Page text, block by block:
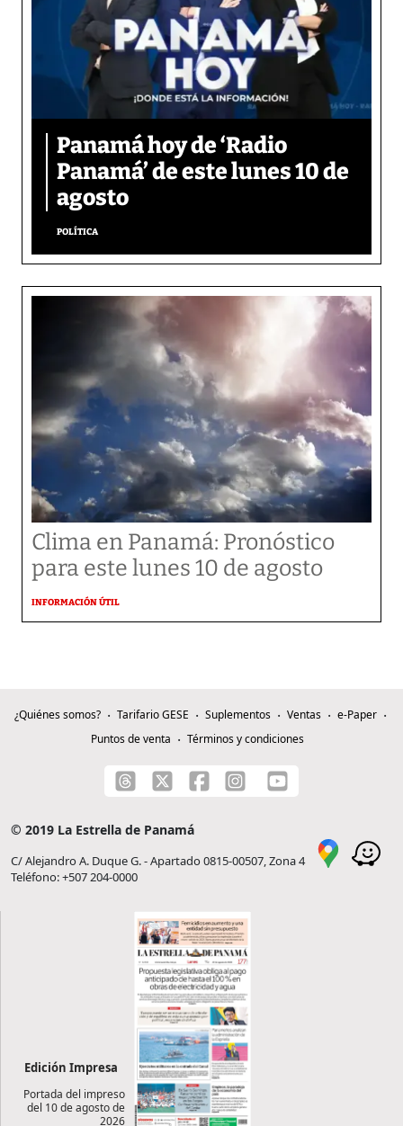
Panamá hoy de ‘Radio
Panamá’ de este lunes 10 de
agosto
POLÍTICA
Clima en Panamá: Pronóstico
para este lunes 10 de agosto
INFORMACIÓN ÚTIL
¿Quiénes somos? Tarifario GESE Suplementos Ventas
e-Paper
Puntos de venta
Términos y condiciones
© 2019 La Estrella de Panamá
C/ Alejandro A. Duque G. - Apartado 0815-00507, Zona 4
Teléfono: +507 204-0000
Edición Impresa
Portada del impreso
del 10 de agosto de
2026